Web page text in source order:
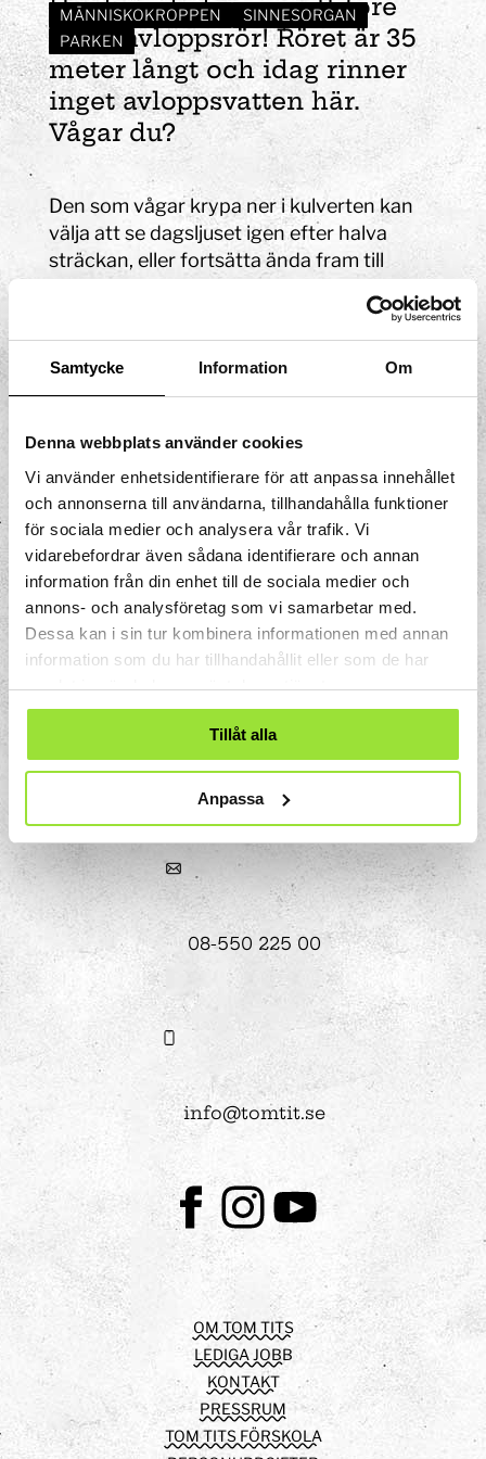
Samtycke Information Om
Denna webbplats använder cookies
Vi använder enhetsidentifierare för att anpassa innehållet
och annonserna till användarna, tillhandahålla funktioner
för sociala medier och analysera vår trafik. Vi
vidarebefordrar även sådana identifierare och annan
information från din enhet till de sociala medier och
annons- och analysföretag som vi samarbetar med.
Dessa kan i sin tur kombinera informationen med annan
information som du har tillhandahållit eller som de har
samlat in när du har använt deras tjänster.
Tillåt alla
Anpassa
MÄNNISKOKROPPEN
SINNESORGAN
PARKEN
Här kan du krypa i ett före
detta avloppsrör! Röret är 35
meter långt och idag rinner
inget avloppsvatten här.
Vågar du?
Den som vågar krypa ner i kulverten kan
välja att se dagsljuset igen efter halva
sträckan, eller fortsätta ända fram till
Storgatan 33
151 27 Södertälje
08-550 225 00
info@tomtit.se
FacebookInstagram
Youtube
OM TOM TITS
LEDIGA JOBB
KONTAKT
PRESSRUM
TOM TITS FÖRSKOLA